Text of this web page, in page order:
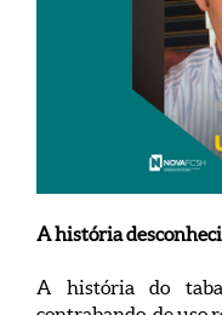
A história
A história do